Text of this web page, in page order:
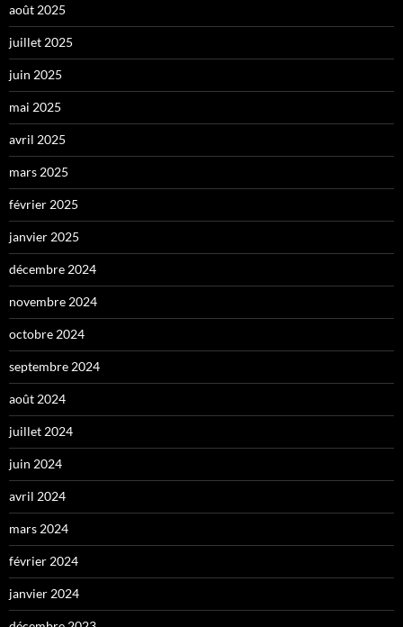
août 2025
juillet 2025
juin 2025
mai 2025
avril 2025
mars 2025
février 2025
janvier 2025
décembre 2024
novembre 2024
octobre 2024
septembre 2024
août 2024
juillet 2024
juin 2024
avril 2024
mars 2024
février 2024
janvier 2024